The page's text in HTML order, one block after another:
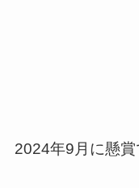
2024年9月に懸賞